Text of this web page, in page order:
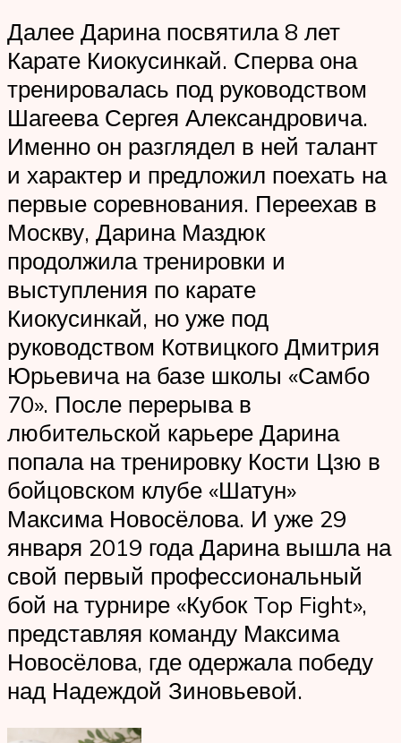
Далее Дарина посвятила 8 лет
Карате Киокусинкай. Сперва она
тренировалась под руководством
Шагеева Сергея Александровича.
Именно он разглядел в ней талант
и характер и предложил поехать на
первые соревнования. Переехав в
Москву, Дарина Маздюк
продолжила тренировки и
выступления по карате
Киокусинкай, но уже под
руководством Котвицкого Дмитрия
Юрьевича на базе школы «Самбо
70». После перерыва в
любительской карьере Дарина
попала на тренировку Кости Цзю в
бойцовском клубе «Шатун»
Максима Новосёлова. И уже 29
января 2019 года Дарина вышла на
свой первый профессиональный
бой на турнире «Кубок Top Fight»,
представляя команду Максима
Новосёлова, где одержала победу
над Надеждой Зиновьевой.